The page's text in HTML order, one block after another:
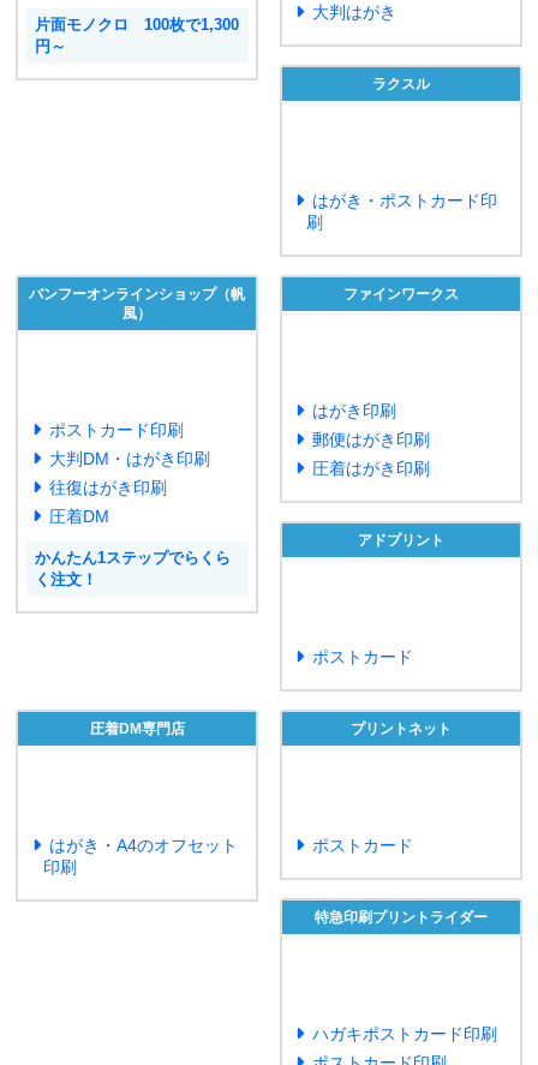
片面モノクロ 100枚で1,300
円～
大判はがき
ラクスル
はがき・ポストカード印
刷
バンフーオンラインショップ（帆
風）
ポストカード印刷
大判DM・はがき印刷
往復はがき印刷
圧着DM
かんたん1ステップでらくら
く注文！
ファインワークス
はがき印刷
郵便はがき印刷
圧着はがき印刷
アドプリント
ポストカード
圧着DM専門店
はがき・A4のオフセット
印刷
プリントネット
ポストカード
特急印刷プリントライダー
ハガキポストカード印刷